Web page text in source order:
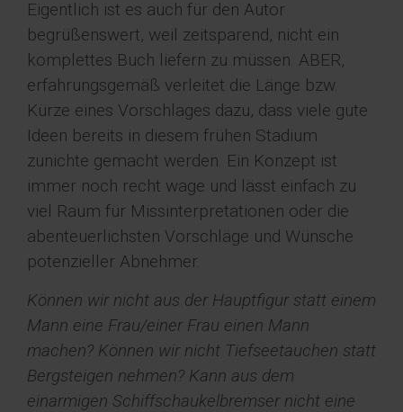
Eigentlich ist es auch für den Autor
begrüßenswert, weil zeitsparend, nicht ein
komplettes Buch liefern zu müssen. ABER,
erfahrungsgemäß verleitet die Länge bzw.
Kürze eines Vorschlages dazu, dass viele gute
Ideen bereits in diesem frühen Stadium
zunichte gemacht werden. Ein Konzept ist
immer noch recht wage und lässt einfach zu
viel Raum für Missinterpretationen oder die
abenteuerlichsten Vorschläge und Wünsche
potenzieller Abnehmer.
Können wir nicht aus der Hauptfigur statt einem
Mann eine Frau/einer Frau einen Mann
machen? Können wir nicht Tiefseetauchen statt
Bergsteigen nehmen? Kann aus dem
einarmigen Schiffschaukelbremser nicht eine